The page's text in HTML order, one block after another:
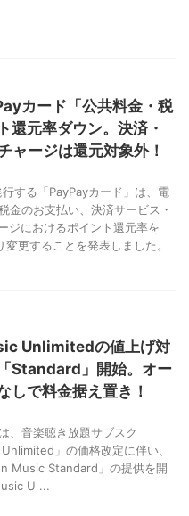
カード「公共料金・税
還元率ダウン。決済・
ャージは還元対象外！
する「PayPayカード」は、電
金のお支払い、決済サービス・
ジにおけるポイント還元率を
更することを発表しました。
Unlimitedの値上げ対
Standard」開始。オー
しで料金据え置き！
、音楽聴き放題サブスク
」の価格改定に伴い、
Music Standard」の提供を開
U ...